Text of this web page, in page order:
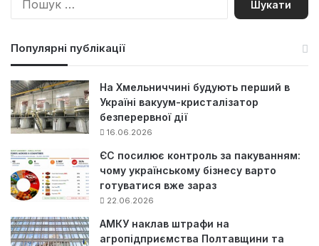
Популярні публікації
На Хмельниччині будують перший в
Україні вакуум-кристалізатор
безперервної дії
16.06.2026
ЄС посилює контроль за пакуванням:
чому українському бізнесу варто
готуватися вже зараз
22.06.2026
АМКУ наклав штрафи на
агропідприємства Полтавщини та